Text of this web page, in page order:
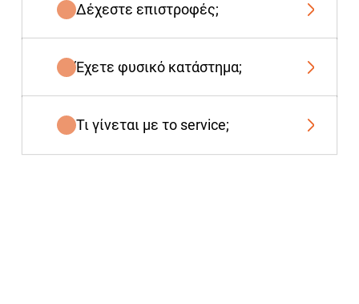
Δέχεστε επιστροφές;
Έχετε φυσικό κατάστημα;
Τι γίνεται με το service;